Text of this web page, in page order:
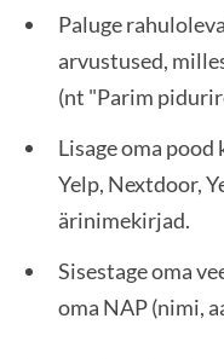
Paluge
arvustused,
(nt "Parim
Lisage oma pood
Yelp, Nextdoor,
ärinimekirjad.
Sisestage oma
oma NAP (nimi,